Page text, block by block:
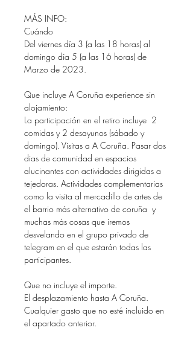
MÁS INFO:
Cuándo
Del viernes día 3 (a las 18 horas) al
domingo día 5 (a las 16 horas) de
Marzo de 2023.
Que incluye A Coruña experience sin
alojamiento:
La participación en el retiro incluye 2
comidas y 2 desayunos (sábado y
domingo). Visitas a A Coruña. Pasar dos
dias de comunidad en espacios
alucinantes con actividades dirigidas a
tejedoras. Actividades complementarias
como la visita al mercadillo de artes de
el barrio más alternativo de coruña y
muchas más cosas que iremos
desvelando en el grupo privado de
telegram en el que estarán todas las
participantes.
Que no incluye el importe.
El desplazamiento hasta A Coruña.
Cualquier gasto que no esté incluido en
el apartado anterior.